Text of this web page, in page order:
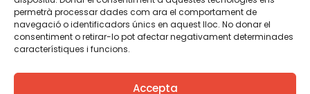
permetrà processar dades com ara el comportament de
navegació o identificadors únics en aquest lloc. No donar el
consentiment o retirar-lo pot afectar negativament determinades
característiques i funcions.
Accepta
Aviso legalPolítica de cookies
Creemos que el conocimiento debe compartirse. Por eso
utilizamos una licencia Creative Commons, salvo que en